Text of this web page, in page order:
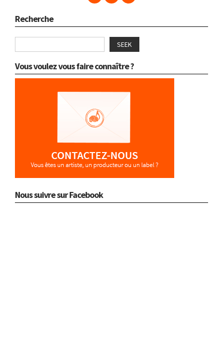
Recherche
SEEK
Vous voulez vous faire connaître ?
Nous suivre sur Facebook